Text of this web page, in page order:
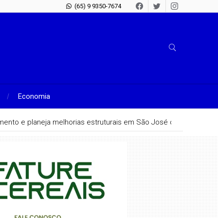
(65) 9 9350-7674
Economia
e planeja melhorias estruturais em São José do Rio Claro